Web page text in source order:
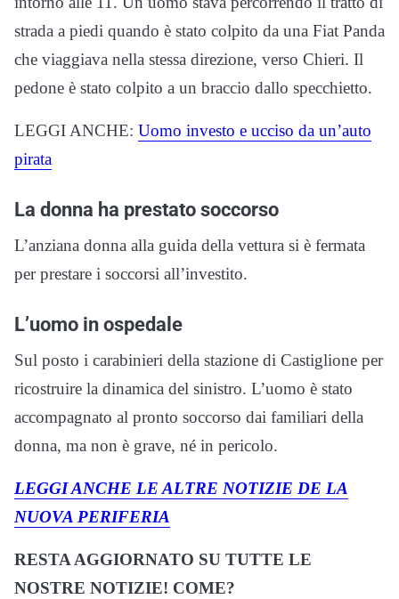
strada a piedi quando è stato colpito da una Fiat Panda
che viaggiava nella stessa direzione, verso Chieri. Il
pedone è stato colpito a un braccio dallo specchietto.
LEGGI ANCHE: Uomo investo e ucciso da un’auto
pirata
La donna ha prestato soccorso
L’anziana donna alla guida della vettura si è fermata
per prestare i soccorsi all’investito.
L’uomo in ospedale
Sul posto i carabinieri della stazione di Castiglione per
ricostruire la dinamica del sinistro. L’uomo è stato
accompagnato al pronto soccorso dai familiari della
donna, ma non è grave, né in pericolo.
LEGGI ANCHE LE ALTRE NOTIZIE DE LA
NUOVA PERIFERIA
RESTA AGGIORNATO SU TUTTE LE
NOSTRE NOTIZIE! COME?